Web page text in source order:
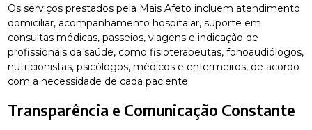
Os serviços prestados pela Mais Afeto incluem atendimento
domiciliar, acompanhamento hospitalar, suporte em
consultas médicas, passeios, viagens e indicação de
profissionais da saúde, como fisioterapeutas, fonoaudiólogos,
nutricionistas, psicólogos, médicos e enfermeiros, de acordo
com a necessidade de cada paciente.
Transparência e Comunicação Constante